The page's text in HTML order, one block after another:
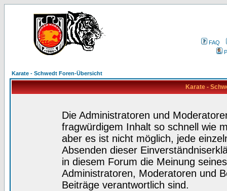
FAQ
Karate - Schwedt Foren-Übersicht
Karate -
Die Administratoren und
fragwürdigem Inhalt so schnell wie
aber es ist nicht möglich, jede
Absenden dieser
in diesem Forum die Meinung
Administratoren, Moderatoren und
Beiträge verantwortlich sind.